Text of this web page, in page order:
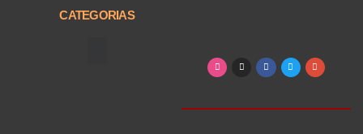
CATEGORIAS